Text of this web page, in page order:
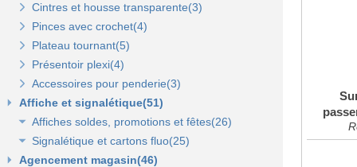
Cintres et housse transparente(3)
Pinces avec crochet(4)
Plateau tournant(5)
Présentoir plexi(4)
Accessoires pour penderie(3)
Affiche et signalétique(51)
Affiches soldes, promotions et fêtes(26)
Affiches fêtes(5)
Affiches soldes(21)
Signalétique et cartons fluo(25)
Cartons fluo(13)
Agencement magasin(46)